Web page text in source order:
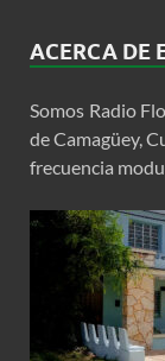
ACERCA DE
Somos Radio
de Camagüey,
frecuencia